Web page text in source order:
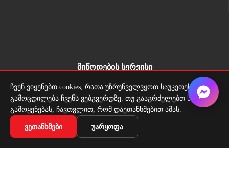
მიწოდების სერვისი
ადგილზე მიტანის სერვისი ყველგან საქართველოში
Copyright 2026 | All Rights Reserved |
მარტივი გადახდა
ჩვენ ვიყენებთ cookies, რათა უზრუნველვყოთ საუკეთესო
გამოცდილება ჩვენს ვებგვერდზე. თუ გააგრძელებთ საიტის
გამოყენებას, ჩავთვლით, რომ დაეთანხმებით ამას.
ᲕᲔᲗᲐᲜᲮᲛᲔᲑᲘ ᲣᲐᲠᲧᲝᲤᲐ